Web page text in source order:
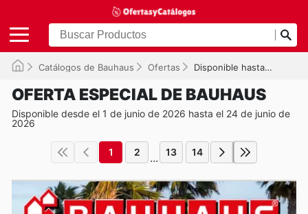
Catálogos de Bauhaus Ofertas Disponible hasta el 24/06/2026
OFERTA ESPECIAL DE BAUHAUS
Disponible desde el 1 de junio de 2026 hasta el 24 de junio de
2026
1 2 ... 13 14